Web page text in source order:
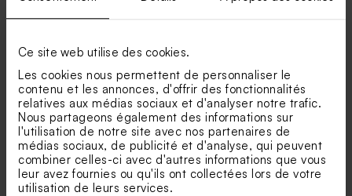
Ce site web utilise des cookies.
Les cookies nous permettent de personnaliser le
contenu et les annonces, d'offrir des fonctionnalités
relatives aux médias sociaux et d'analyser notre trafic.
Nous partageons également des informations sur
l'utilisation de notre site avec nos partenaires de
médias sociaux, de publicité et d'analyse, qui peuvent
combiner celles-ci avec d'autres informations que vous
leur avez fournies ou qu'ils ont collectées lors de votre
utilisation de leurs services.
Livret de messe mariage
Marque place mariage
avec carton invitation
Faire part mariage cache
coeur champêtre